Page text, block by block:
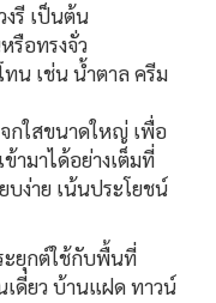
รี เป็นต้น
รือทรงจั่ว
น เช่น น้ำตาล ครีม
กใสขนาดใหญ่ เพื่อ
ามาได้อย่างเต็มที่
บง่าย เน้นประโยชน์
ะยุกต์ใช้กับพื้นที่
ดี่ยว บ้านแฝด ทาวน์